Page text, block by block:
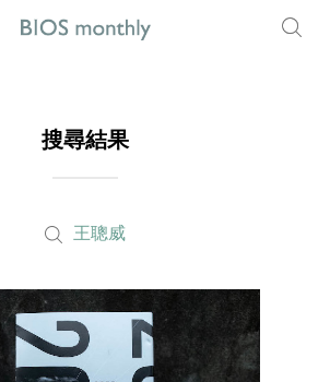
搜尋結果
王聰威